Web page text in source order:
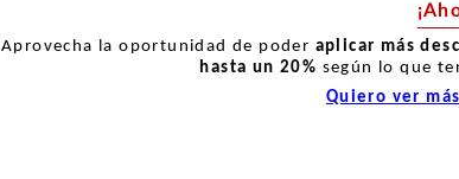
Aprovecha la oportunidad de poder aplicar más
hasta un 20% según lo que
Quiero ver